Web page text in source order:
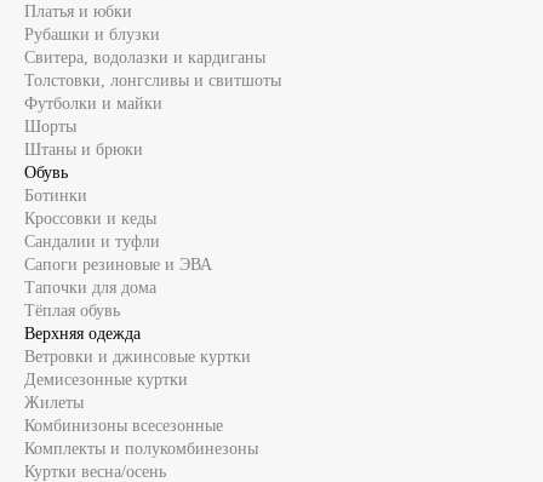
Платья и юбки
Рубашки и блузки
Свитера, водолазки и кардиганы
Толстовки, лонгсливы и свитшоты
Футболки и майки
Шорты
Штаны и брюки
Обувь
Ботинки
Кроссовки и кеды
Сандалии и туфли
Сапоги резиновые и ЭВА
Тапочки для дома
Тёплая обувь
Верхняя одежда
Ветровки и джинсовые куртки
Демисезонные куртки
Жилеты
Комбинизоны всесезонные
Комплекты и полукомбинезоны
Куртки весна/осень